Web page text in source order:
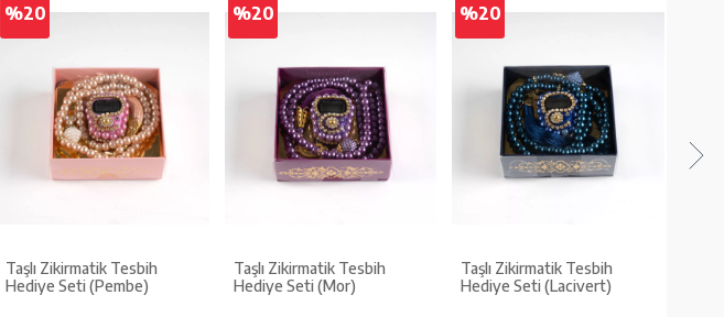
%20
Taşlı Zikirmatik Tesbih
Hediye Seti (Pembe)
%20
Taşlı Zikirmatik Tesbih
Hediye Seti (Mor)
%20
Taşlı Zikirmatik Tesbih
Hediye Seti (Lacivert)